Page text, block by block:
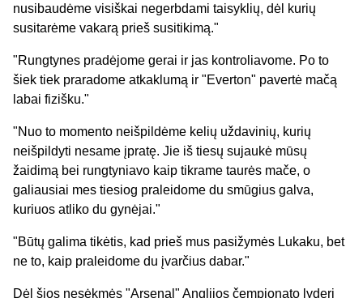
nusibaudėme visiškai negerbdami taisyklių, dėl kurių
susitarėme vakarą prieš susitikimą."
"Rungtynes pradėjome gerai ir jas kontroliavome. Po to
šiek tiek praradome atkaklumą ir "Everton" pavertė mačą
labai fizišku."
"Nuo to momento neišpildėme kelių uždavinių, kurių
neišpildyti nesame įpratę. Jie iš tiesų sujaukė mūsų
žaidimą bei rungtyniavo kaip tikrame taurės mače, o
galiausiai mes tiesiog praleidome du smūgius galva,
kuriuos atliko du gynėjai."
"Būtų galima tikėtis, kad prieš mus pasižymės Lukaku, bet
ne to, kaip praleidome du įvarčius dabar."
Dėl šios nesėkmės "Arsenal" Anglijos čempionato lyderį